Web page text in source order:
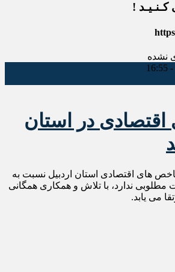
کـنـیـد !
نشده
در استان
های اقتصادی استان اردبیل نسبت به
ندارد، با تلاش و همکاری همگانی
می یابد.